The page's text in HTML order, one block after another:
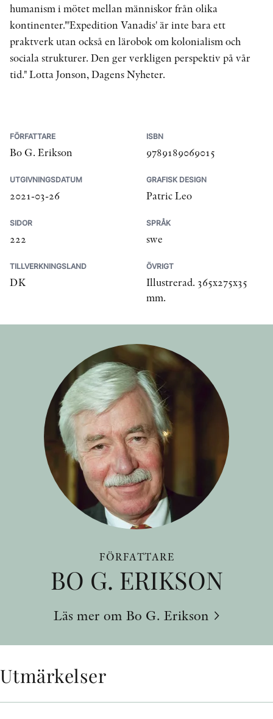
humanism i mötet mellan människor från olika
kontinenter."'Expedition Vanadis' är inte bara ett
praktverk utan också en lärobok om kolonialism och
sociala strukturer. Den ger verkligen perspektiv på vår
tid." Lotta Jonson, Dagens Nyheter.
FÖRFATTARE
Bo G. Erikson
ISBN
9789189069015
UTGIVNINGSDATUM
2021-03-26
GRAFISK DESIGN
Patric Leo
SIDOR
222
SPRÅK
swe
TILLVERKNINGSLAND
DK
ÖVRIGT
Illustrerad. 365x275x35
mm.
FÖRFATTARE
BO G. ERIKSON
Läs mer om Bo G. Erikson
Utmärkelser